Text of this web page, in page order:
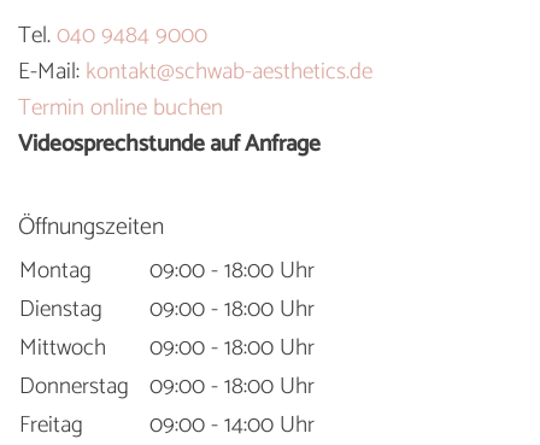
Tel.040 9484 9000
E-Mail:kontakt@schwab-aesthetics.de
Termin online buchen
Videosprechstunde auf Anfrage
Öffnungszeiten
Montag
09:00 - 18:00 Uhr
Dienstag
09:00 - 18:00 Uhr
Mittwoch
09:00 - 18:00 Uhr
Donnerstag 09:00 - 18:00 Uhr
Freitag
09:00 - 14:00 Uhr